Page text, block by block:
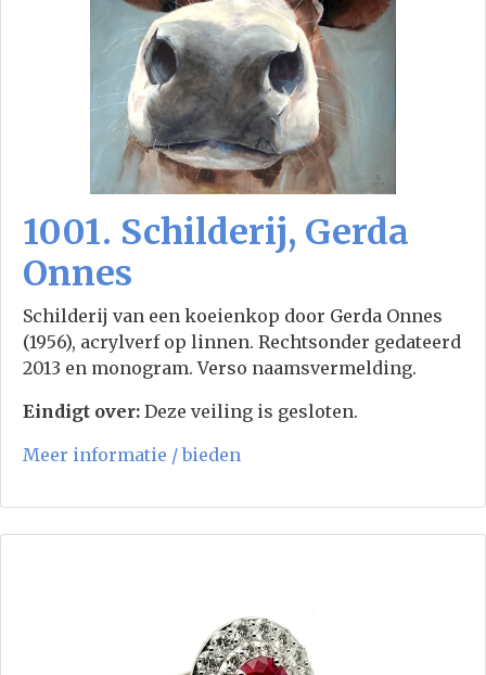
1001. Schilderij, Gerda
Onnes
Schilderij van een koeienkop door Gerda Onnes
(1956), acrylverf op linnen. Rechtsonder gedateerd
2013 en monogram. Verso naamsvermelding.
Eindigt over: Deze veiling is gesloten.
Meer informatie / bieden